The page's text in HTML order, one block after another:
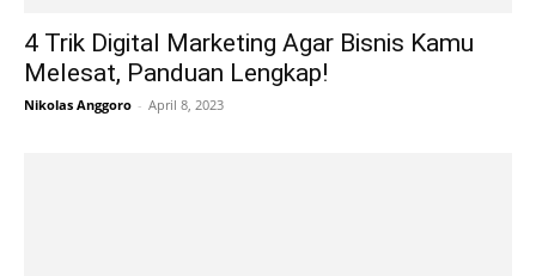
4 Trik Digital Marketing Agar Bisnis Kamu
Melesat, Panduan Lengkap!
Nikolas Anggoro - April 8, 2023